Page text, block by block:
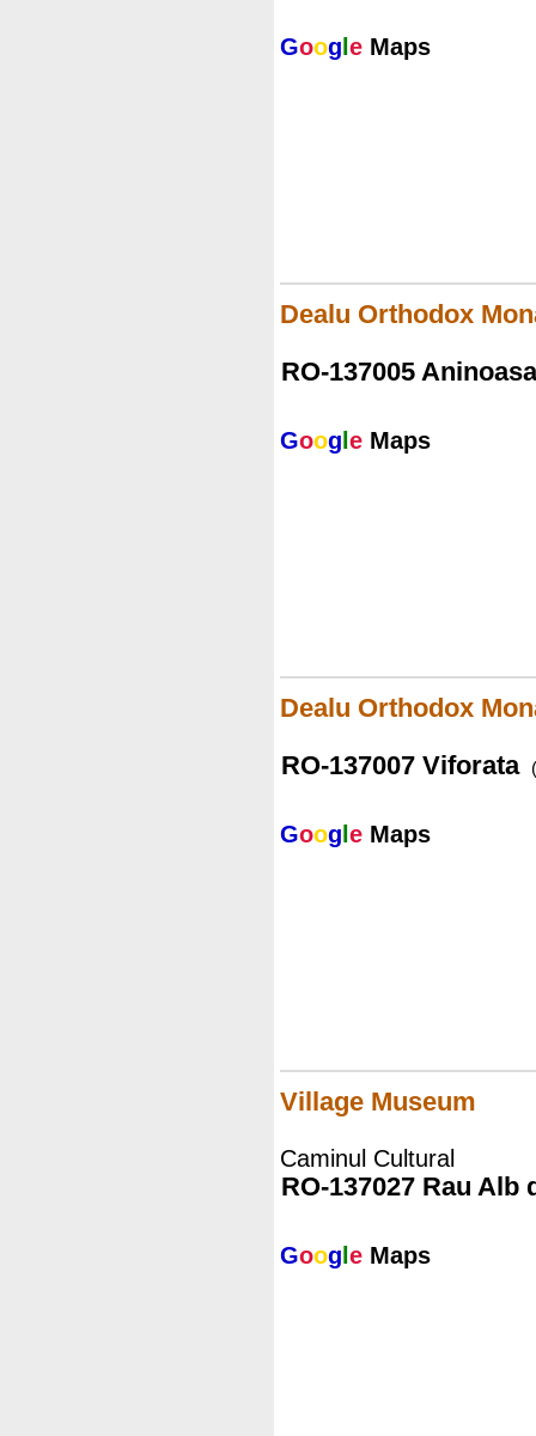
Goog e Maps
Dealu Orthodox
RO-137005 Aninoasa
Goog e Maps
Dealu Orthodox
RO-137007 Viforata
Goog e Maps
Village Museum
Caminul Cultural
RO-137027 Rau Alb
Goog e Maps